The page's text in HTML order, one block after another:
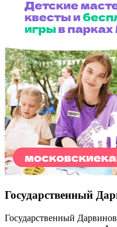
Государственный
Государственный